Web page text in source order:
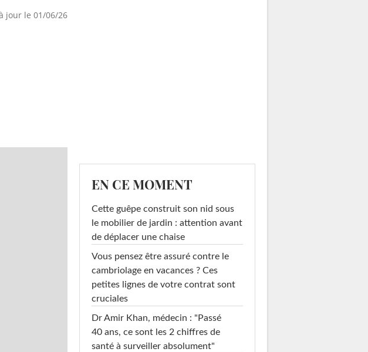
jour le 01/06/26
EN CE MOMENT
Cette guêpe construit son nid sous
le mobilier de jardin : attention avant
de déplacer une chaise
Vous pensez être assuré contre le
cambriolage en vacances ? Ces
petites lignes de votre contrat sont
cruciales
Dr Amir Khan, médecin : "Passé
40 ans, ce sont les 2 chiffres de
santé à surveiller absolument"